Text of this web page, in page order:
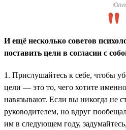
И ещё несколько советов
поставить цели в согласии с
1. Прислушайтесь к себе, чтобы
цели — это то, чего хотите
навязывают. Если вы никогда не
руководителем, но вдруг
им в следующем году,